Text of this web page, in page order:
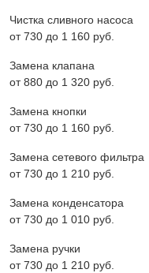
Чистка сливного насоса
от 730 до 1 160 pyб.
Замена клапана
от 880 до 1 320 pyб.
Замена кнопки
от 730 до 1 160 pyб.
Замена сетевого фильтра
от 730 до 1 210 pyб.
Замена конденсатора
от 730 до 1 010 pyб.
Замена ручки
от 730 до 1 210 pyб.